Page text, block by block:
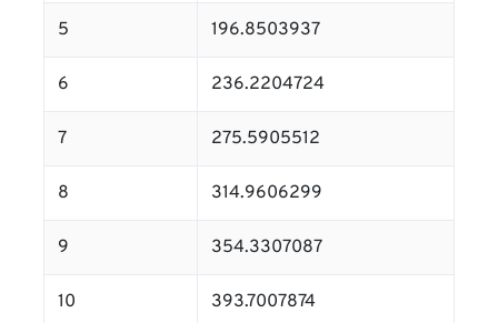
5 196.8503937
6 236.2204724
7 275.5905512
8 314.9606299
9 354.3307087
10 393.7007874